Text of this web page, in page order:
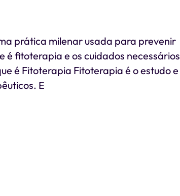
prática milenar usada para prevenir
é fitoterapia e os cuidados necessários
é Fitoterapia Fitoterapia é o estudo e
E